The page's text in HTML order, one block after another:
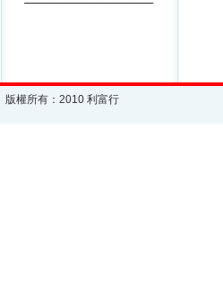
版權所有：2010 利富行